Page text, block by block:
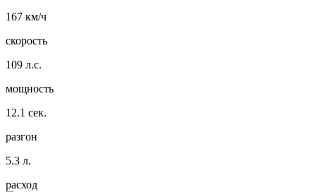
167 км/ч
скорость
109 л.с.
мощность
12.1 сек.
разгон
5.3 л.
расход